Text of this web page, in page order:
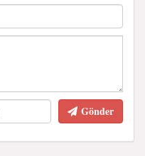
Gönder